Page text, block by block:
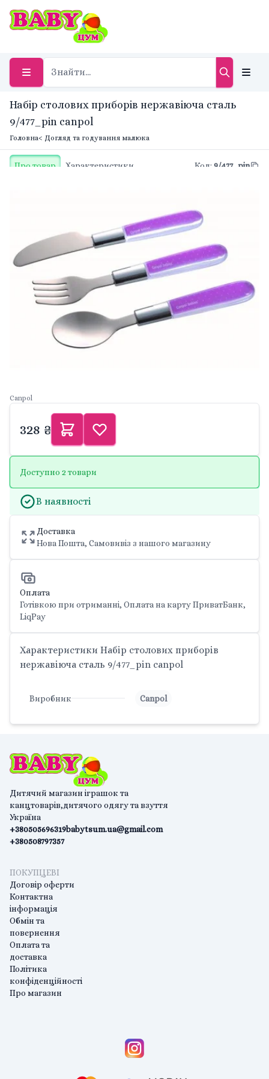
Набір столових приборів нержавіюча сталь
9/477_pin canpol
Головна< Догляд та годування малюка
Про товар Характеристики Код: 9/477_pin
Canpol
328 ₴
Доступно 2 товари
В наявності
Доставка
Нова Пошта, Самовивіз з нашого магазину
Оплата
Готівкою при отриманні, Оплата на карту ПриватБанк,
LiqPay
Характеристики Набір столових приборів
нержавіюча сталь 9/477_pin canpol
Виробник Canpol
Дитячий магазин іграшок та
канцтоварів,дитячого одягу та взуття
Україна
+380505696319
+380508797357
babytsum.ua@gmail.com
ПОКУПЦЕВІ
Договір оферти
Контактна
інформація
Обмін та
повернення
Оплата та
доставка
Політика
конфіденційності
Про магазин